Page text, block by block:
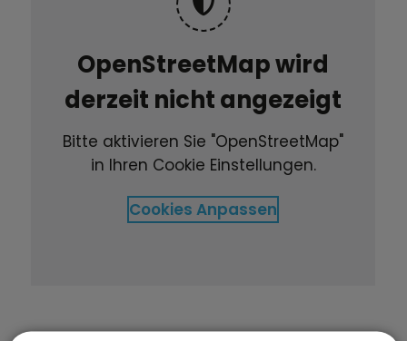
OpenStreetMap wird
derzeit nicht angezeigt
Bitte aktivieren Sie "OpenStreetMap"
in Ihren Cookie Einstellungen.
Cookies Anpassen